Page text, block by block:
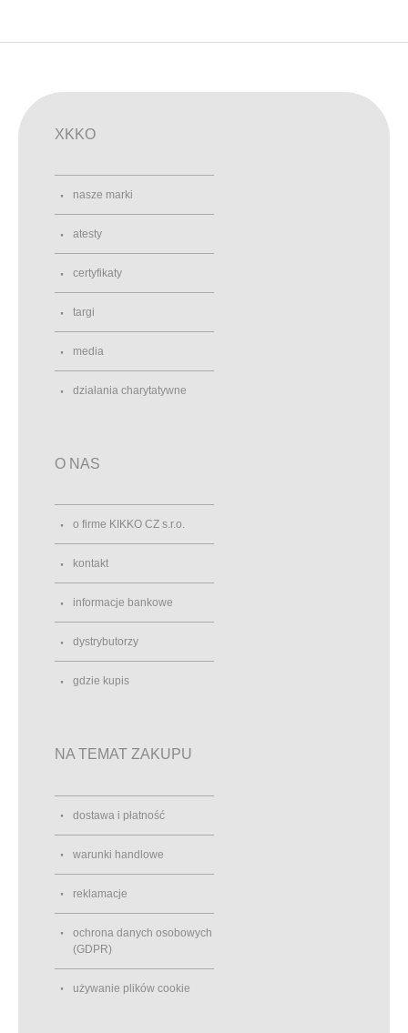
XKKO
nasze marki
atesty
certyfikaty
targi
media
działania charytatywne
O NAS
o firme KIKKO CZ s.r.o.
kontakt
informacje bankowe
dystrybutorzy
gdzie kupis
NA TEMAT ZAKUPU
dostawa i płatność
warunki handlowe
reklamacje
ochrona danych osobowych
(GDPR)
używanie plików cookie